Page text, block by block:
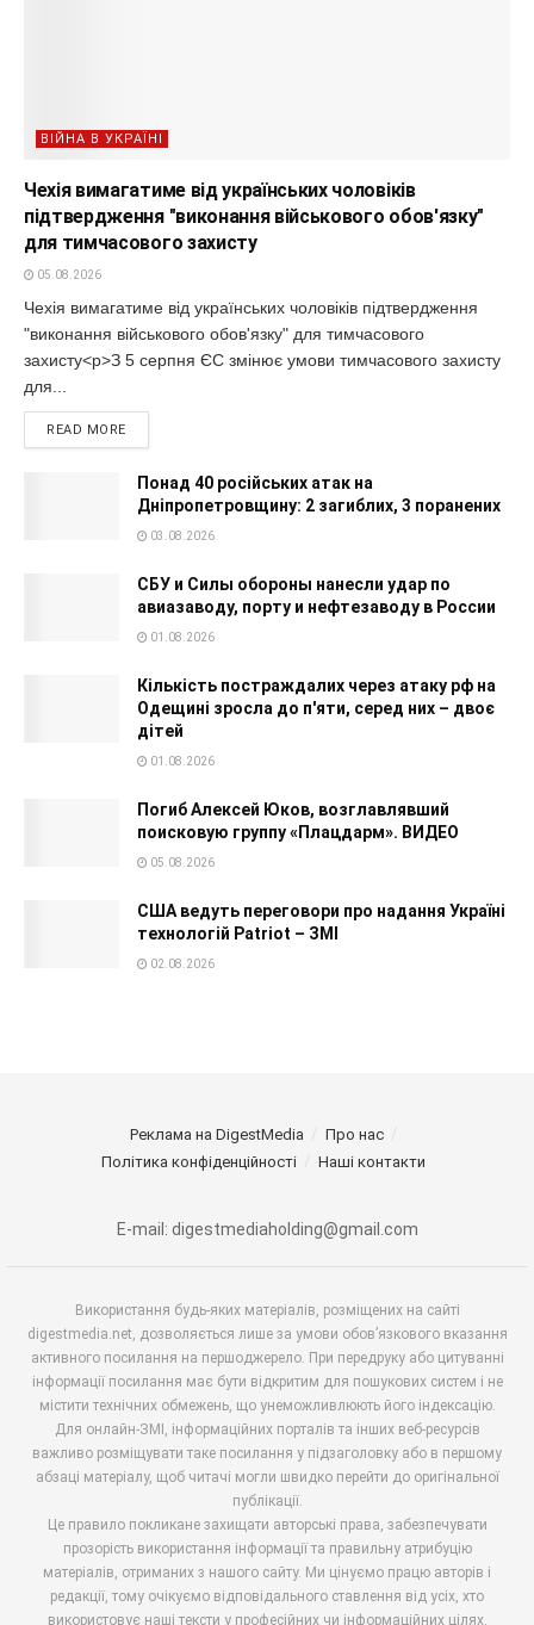
ВІЙНА В УКРАЇНІ
Чехія вимагатиме від українських чоловіків
підтвердження "виконання військового обов'язку"
для тимчасового захисту
05.08.2026
Чехія вимагатиме від українських чоловіків підтвердження
"виконання військового обов'язку" для тимчасового
захисту<p>З 5 серпня ЄС змінює умови тимчасового захисту
для...
READ MORE
Понад 40 російських атак на
Дніпропетровщину: 2 загиблих, 3 поранених
03.08.2026
СБУ и Силы обороны нанесли удар по
авиазаводу, порту и нефтезаводу в России
01.08.2026
Кількість постраждалих через атаку рф на
Одещині зросла до п'яти, серед них – двоє
дітей
01.08.2026
Погиб Алексей Юков, возглавлявший
поисковую группу «Плацдарм». ВИДЕО
05.08.2026
США ведуть переговори про надання Україні
технологій Patriot – ЗМІ
02.08.2026
Реклама на DigestMedia
Про нас
Політика конфіденційності
Наші контакти
E-mail: digestmediaholding@gmail.com
Використання будь-яких матеріалів, розміщених на сайті
digestmedia.net, дозволяється лише за умови обов’язкового вказання
активного посилання на першоджерело. При передруку або цитуванні
інформації посилання має бути відкритим для пошукових систем і не
містити технічних обмежень, що унеможливлюють його індексацію.
Для онлайн-ЗМІ, інформаційних порталів та інших веб-ресурсів
важливо розміщувати таке посилання у підзаголовку або в першому
абзаці матеріалу, щоб читачі могли швидко перейти до оригінальної
публікації.
Це правило покликане захищати авторські права, забезпечувати
прозорість використання інформації та правильну атрибуцію
матеріалів, отриманих з нашого сайту. Ми цінуємо працю авторів і
редакції, тому очікуємо відповідального ставлення від усіх, хто
використовує наші тексти у професійних чи інформаційних цілях.